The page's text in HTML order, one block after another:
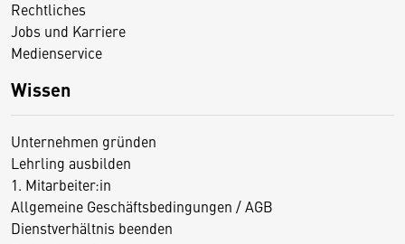
Rechtliches
Jobs und Karriere
Medienservice
Wissen
Unternehmen gründen
Lehrling ausbilden
1. Mitarbeiter:in
Allgemeine Geschäftsbedingungen / AGB
Dienstverhältnis beenden